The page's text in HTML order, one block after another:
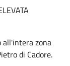
zona
di Cadore.